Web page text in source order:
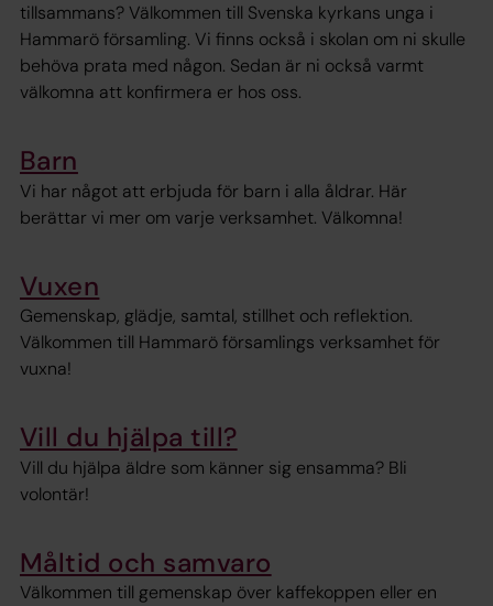
tillsammans? Välkommen till Svenska kyrkans unga i
Hammarö församling. Vi finns också i skolan om ni skulle
behöva prata med någon. Sedan är ni också varmt
välkomna att konfirmera er hos oss.
Barn
Vi har något att erbjuda för barn i alla åldrar. Här
berättar vi mer om varje verksamhet. Välkomna!
Vuxen
Gemenskap, glädje, samtal, stillhet och reflektion.
Välkommen till Hammarö församlings verksamhet för
vuxna!
Vill du hjälpa till?
Vill du hjälpa äldre som känner sig ensamma? Bli
volontär!
Måltid och samvaro
Välkommen till gemenskap över kaffekoppen eller en